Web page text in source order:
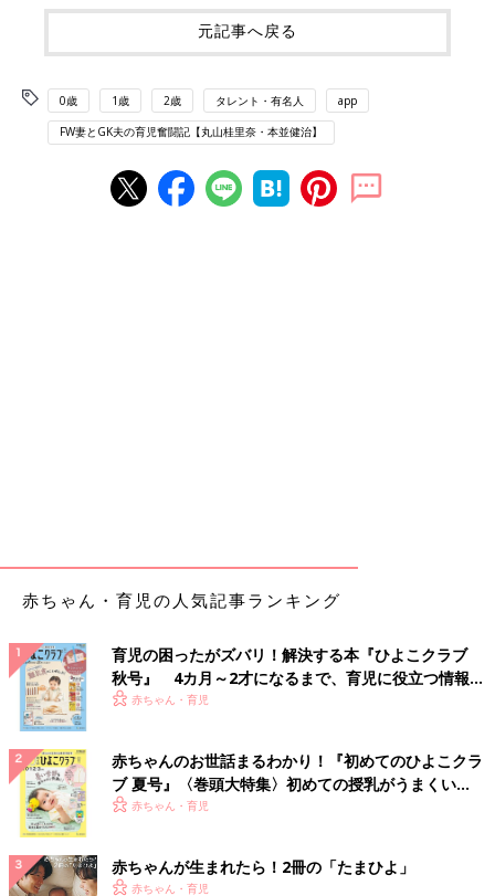
元記事へ戻る
0歳 1歳 2歳 タレント・有名人 app
FW妻とGK夫の育児奮闘記【丸山桂里奈・本並健治】
赤ちゃん・育児の人気記事ランキング
育児の困ったがズバリ！解決する本『ひよこクラブ
秋号』 4カ月～2才になるまで、育児に役立つ情報が
いっぱい！
赤ちゃん・育児
赤ちゃんのお世話まるわかり！『初めてのひよこクラ
ブ 夏号』〈巻頭大特集〉初めての授乳がうまくい
く！ おっぱい・ミルクの基本と夏のトラブル 解決テ
赤ちゃん・育児
赤ちゃんが生まれたら！2冊の「たまひよ」
赤ちゃん・育児